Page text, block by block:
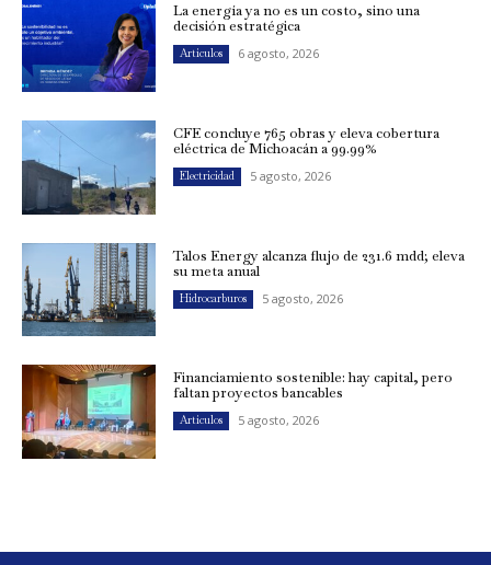
La energía ya no es un costo, sino una
decisión estratégica
Artículos 6 agosto, 2026
CFE concluye 765 obras y eleva cobertura
eléctrica de Michoacán a 99.99%
Electricidad 5 agosto, 2026
Talos Energy alcanza flujo de 231.6 mdd; eleva
su meta anual
Hidrocarburos 5 agosto, 2026
Financiamiento sostenible: hay capital, pero
faltan proyectos bancables
Artículos 5 agosto, 2026